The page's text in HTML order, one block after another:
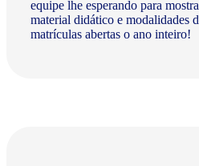
equipe lhe esperando para
material didático e modalidades
matrículas abertas o ano inteiro!